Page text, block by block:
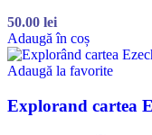
50.00 lei
Adaugă în coș
Adaugă la favorite
Explorand cartea